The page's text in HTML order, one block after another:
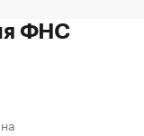
ФНС